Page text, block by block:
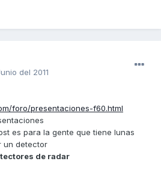
del 2011
foro/presentaciones-f60.html
es para la gente que tiene lunas
un detector
de radar